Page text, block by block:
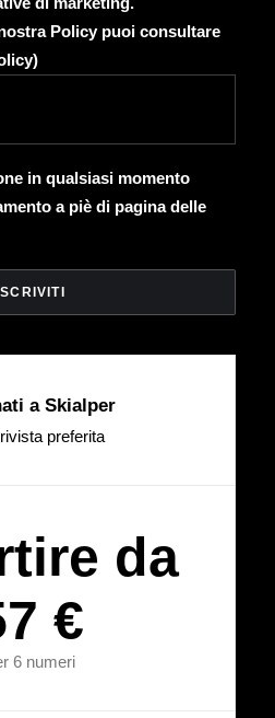
Policy puoi consultare
)
in qualsiasi momento
a piè di pagina delle
a Skialper
preferita
da
€
6 numeri